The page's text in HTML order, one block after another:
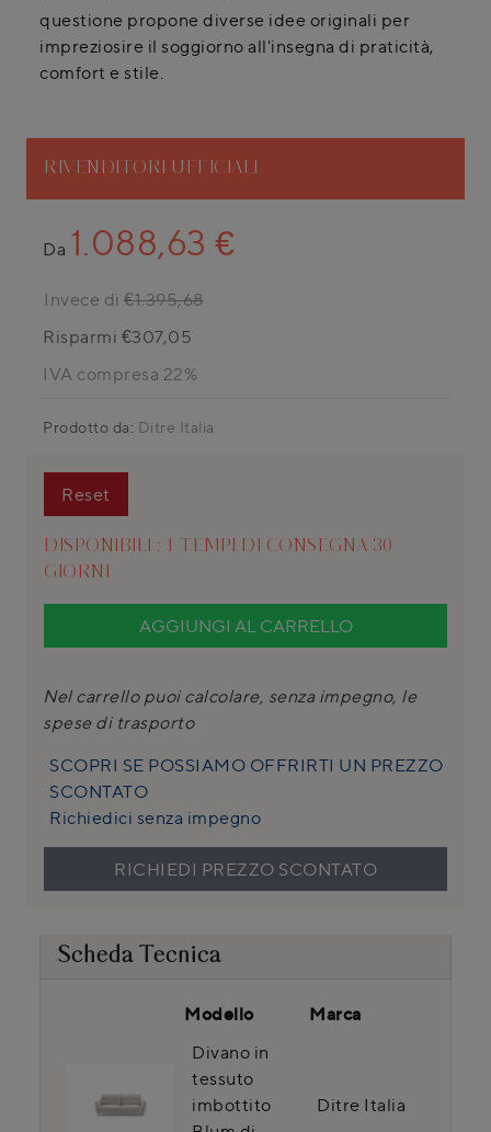
questione propone diverse idee originali per
impreziosire il soggiorno all'insegna di praticità,
comfort e stile.
RIVENDITORI UFFICIALI
Da 1.088,63 €
Invece di €1.395,68
Risparmi €307,05
IVA compresa 22%
Prodotto da: Ditre Italia
Reset
DISPONIBILI : 1 TEMPI DI CONSEGNA 30
GIORNI
AGGIUNGI AL CARRELLO
Nel carrello puoi calcolare, senza impegno, le
spese di trasporto
SCOPRI SE POSSIAMO OFFRIRTI UN PREZZO
SCONTATO
Richiedici senza impegno
RICHIEDI PREZZO SCONTATO
Scheda Tecnica
Modello
Marca
Divano in
tessuto
imbottito
Ditre Italia